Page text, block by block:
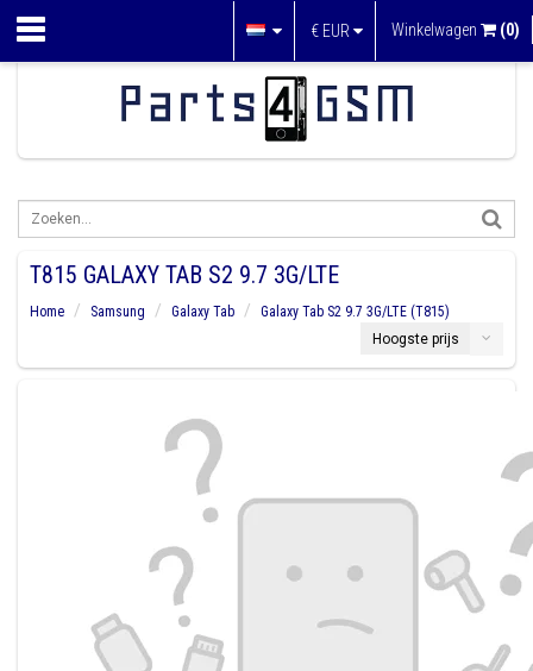
€ EUR Winkelwagen (0)
T815 GALAXY TAB S2 9.7 3G/LTE
Home Samsung Galaxy Tab
Galaxy Tab S2 9.7 3G/LTE (T815)
Hoogste prijs